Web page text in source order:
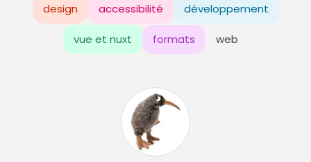
design accessibilité développement
vue et nuxt formats web